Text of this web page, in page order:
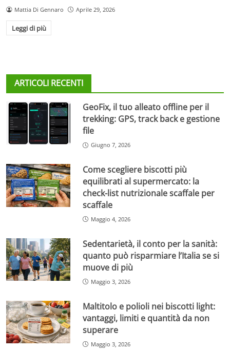
Mattia Di Gennaro Aprile 29, 2026
Leggi di più
ARTICOLI RECENTI
GeoFix, il tuo alleato offline per il
trekking: GPS, track back e gestione
file
Giugno 7, 2026
Come scegliere biscotti più
equilibrati al supermercato: la
check-list nutrizionale scaffale per
scaffale
Maggio 4, 2026
Sedentarietà, il conto per la sanità:
quanto può risparmiare l’Italia se si
muove di più
Maggio 3, 2026
Maltitolo e polioli nei biscotti light:
vantaggi, limiti e quantità da non
superare
Maggio 3, 2026